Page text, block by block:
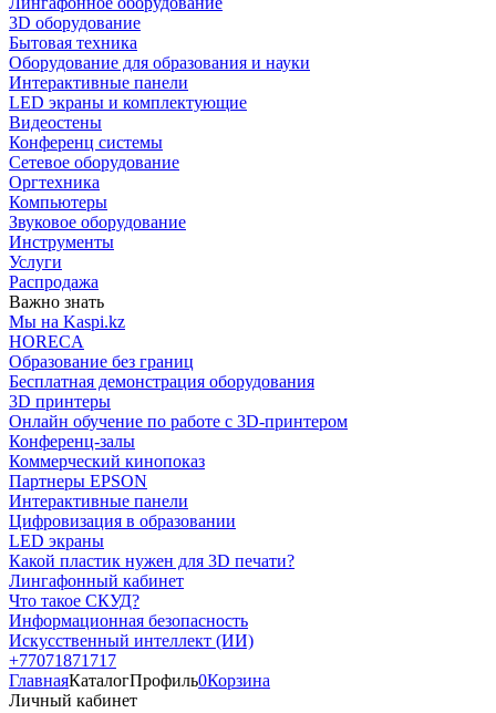
3D оборудование
Бытовая техника
Оборудование для образования и науки
Интерактивные панели
LED экраны и комплектующие
Видеостены
Конференц системы
Сетевое оборудование
Оргтехника
Компьютеры
Звуковое оборудование
Инструменты
Услуги
Распродажа
Важно знать
Мы на Kaspi.kz
HORECA
Образование без границ
Бесплатная демонстрация оборудования
3D принтеры
Онлайн обучение по работе с 3D-принтером
Конференц-залы
Коммерческий кинопоказ
Партнеры EPSON
Интерактивные панели
Цифровизация в образовании
LED экраны
Какой пластик нужен для 3D печати?
Лингафонный кабинет
Что такое СКУД?
Информационная безопасность
Искусственный интеллект (ИИ)
+77071871717
ГлавнаяКаталогПрофиль0Корзина
Личный кабинет